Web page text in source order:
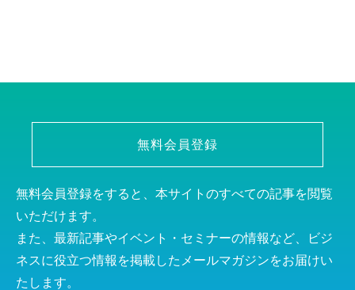
無料会員登録
無料会員登録をすると、本サイトのすべての記事を閲覧
いただけます。
また、最新記事やイベント・セミナーの情報など、ビジ
ネスに役立つ情報を掲載したメールマガジンをお届けい
たします。